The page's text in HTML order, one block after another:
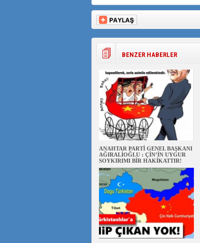
BENZER HABERLER
ANAHTAR PARTİ GENEL BAŞKANI
AĞIRALİOĞLU : ÇİN’İN UYGUR
SOYKIRIMI BİR HAKİKATTIR!